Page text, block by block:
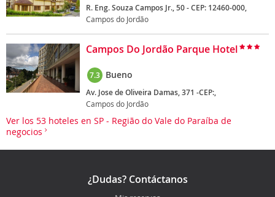
R. Eng. Souza Campos Jr., 50 - CEP: 12460-000,
Campos do Jordão
Campos Do Jordão Parque Hotel
7.3 Bueno
Av. Jose de Oliveira Damas, 371 -CEP:,
Campos do Jordão
Ver los 53 hoteles en SP - Região do Vale do Paraíba de
negocios
¿Dudas? Contáctanos